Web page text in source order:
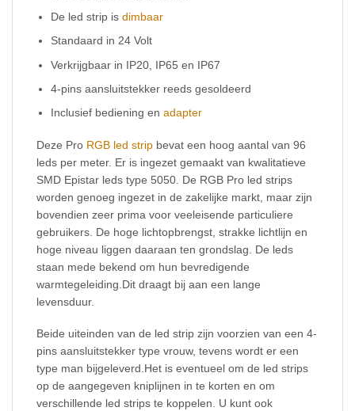
De led strip isdimbaar
Standaard in 24 Volt
Verkrijgbaar in IP20, IP65 en IP67
4-pins aansluitstekker reeds gesoldeerd
Inclusief bediening enadapter
Deze Pro RGB led strip bevat een hoog aantal van 96
leds per meter. Er is ingezet gemaakt van kwalitatieve
SMD Epistar leds type 5050. De RGB Pro led strips
worden genoeg ingezet in de zakelijke markt, maar zijn
bovendien zeer prima voor veeleisende particuliere
gebruikers. De hoge lichtopbrengst, strakke lichtlijn en
hoge niveau liggen daaraan ten grondslag. De leds
staan mede bekend om hun bevredigende
warmtegeleiding.Dit draagt bij aan een lange
levensduur.
Beide uiteinden van de led strip zijn voorzien van een 4-
pins aansluitstekker type vrouw, tevens wordt er een
type man bijgeleverd.Het is eventueel om de led strips
op de aangegeven kniplijnen in te korten en om
verschillende led strips te koppelen. U kunt ook